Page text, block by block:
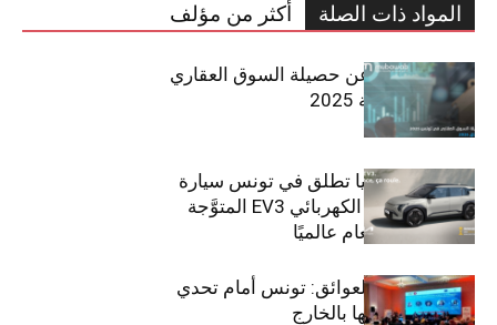
المواد ذات الصلة أكثر من مؤلف
مبوب تكشف عن حصيلة السوق العقاري
في تونس لسنة 2025
سيتي كارز – كيا تطلق في تونس سيارة
الـدفع الرباعي الكهربائي EV3 المتوَّجة
بلقب سيارة العام عالميًا
بين الطموح والعوائق: تونس أمام تحدي
استعادة كفاءاتها بالخارج